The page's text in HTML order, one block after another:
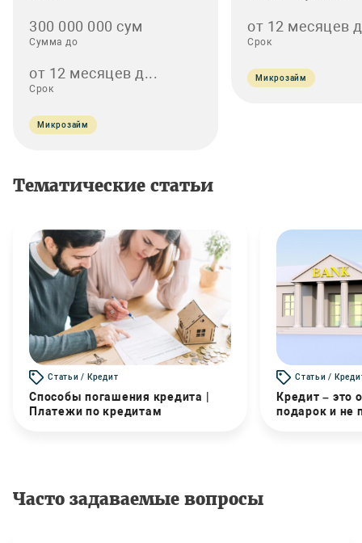
300 000 000 сум
Сумма до
от 12 месяцев д...
Срок
Микрозайм
от 12 месяцев
Срок
Микрозайм
Тематические статьи
Статьи / Кредит
Способы погашения кредита |
Платежи по кредитам
Статьи /
Кредит – это
подарок и не
Часто задаваемые вопросы